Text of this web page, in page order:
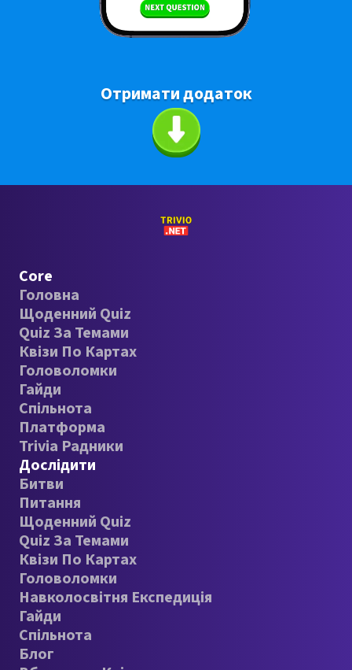
Отримати додаток
Core
Головна
Щоденний Quiz
Quiz За Темами
Квізи По Картах
Головоломки
Гайди
Спільнота
Платформа
Trivia Радники
Дослідити
Битви
Питання
Щоденний Quiz
Quiz За Темами
Квізи По Картах
Головоломки
Навколосвітня Експедиція
Гайди
Спільнота
Блог